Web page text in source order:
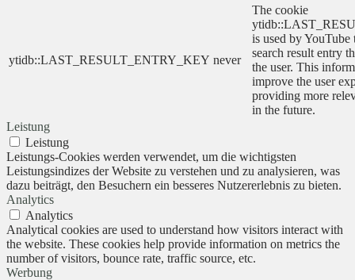
ytidb::LAST_RESULT_ENTRY_KEY never
The cookie
is used by YouTube
search result entry
the user. This
improve the user
providing more
in the future.
Leistung
Leistung
Leistungs-Cookies werden verwendet, um die wichtigsten
Leistungsindizes der Website zu verstehen und zu analysieren, was
dazu beiträgt, den Besuchern ein besseres Nutzererlebnis zu bieten.
Analytics
Analytics
Analytical cookies are used to understand how visitors interact with
the website. These cookies help provide information on metrics the
number of visitors, bounce rate, traffic source, etc.
Werbung